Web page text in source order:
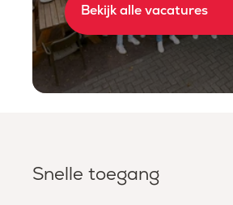
Bekijk alle vacatures
Snelle toegang